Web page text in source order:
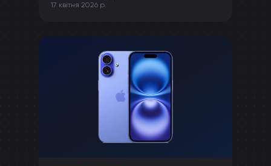
перезавантаження до ремонту в сервісі.
17 квітня 2026 р.